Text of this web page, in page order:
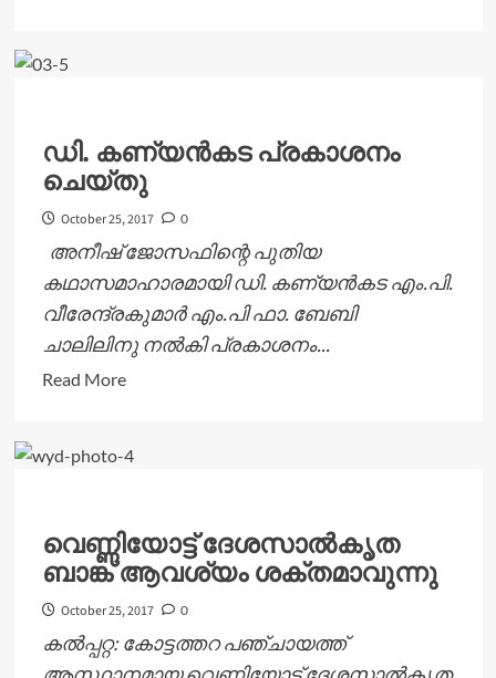
എഫ്
സർകുലർ
ബഹിഷ്കരണം..
ഡി. കണ്യന്‍കട പ്രകാശനം
ചെയ്തു
October 25, 2017 0
അനീഷ് ജോസഫിന്റെ പുതിയ
കഥാസമാഹാരമായി ഡി. കണ്യന്‍കട എം.പി.
വീരേന്ദ്രകുമാര്‍ എം.പി ഫാ. ബേബി
ചാലിലിനു നല്‍കി പ്രകാശനം...
Read MoreRead
ഡി.
ചെയ്തു
വെണ്ണിയോട്ട് ദേശസാല്‍കൃത
ബാങ്ക് ആവശ്യം ശക്തമാവുന്നു
October 25, 2017 0
കല്‍പ്പറ്റ: കോട്ടത്തറ പഞ്ചായത്ത്